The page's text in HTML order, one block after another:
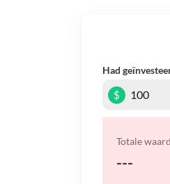
Had
$
Totale
---